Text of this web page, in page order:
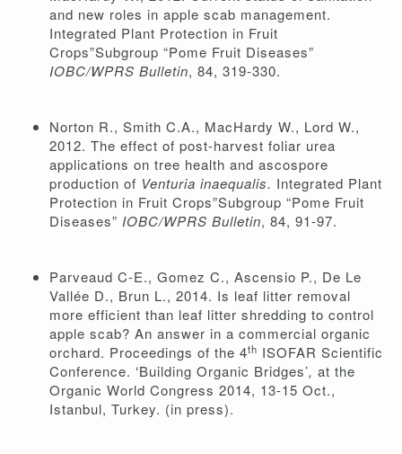
and new roles in apple scab management.
Integrated Plant Protection in Fruit
Crops”Subgroup “Pome Fruit Diseases”
IOBC/WPRS Bulletin, 84, 319-330.
Norton R., Smith C.A., MacHardy W., Lord W.,
2012. The effect of post-harvest foliar urea
applications on tree health and ascospore
production of Venturia inaequalis. Integrated Plant
Protection in Fruit Crops”Subgroup “Pome Fruit
Diseases” IOBC/WPRS Bulletin, 84, 91-97.
Parveaud C-E., Gomez C., Ascensio P., De Le
Vallée D., Brun L., 2014. Is leaf litter removal
more efficient than leaf litter shredding to control
apple scab? An answer in a commercial organic
orchard. Proceedings of the 4th ISOFAR Scientific
Conference. ‘Building Organic Bridges’, at the
Organic World Congress 2014, 13-15 Oct.,
Istanbul, Turkey. (in press).